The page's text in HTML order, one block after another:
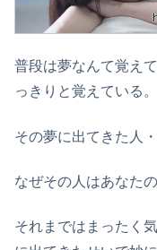
普段は夢なんて覚え
っきりと覚えている。
その夢に出てきた人・
なぜその人はあなた
それまではまったく